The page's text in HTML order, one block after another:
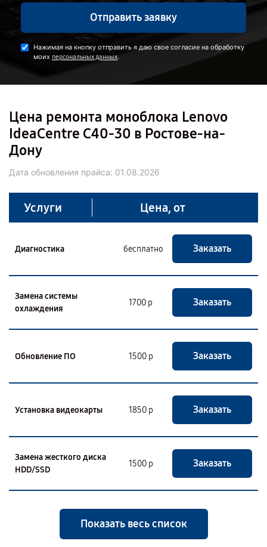
Отправить заявку
Нажимая на кнопку отправить я даю свое согласие на обработку
моих персональных данных.
Цена ремонта моноблока Lenovo
IdeaCentre C40-30 в Ростове-на-
Дону
Дата обновления прайса: 01.08.2026
Услуги Цена, от
Диагностика бесплатно Заказать
Замена системы
охлаждения
1700 р Заказать
Обновление ПО 1500 р Заказать
Установка видеокарты 1850 р Заказать
Замена жесткого диска
HDD/SSD
1500 р Заказать
Показать весь список